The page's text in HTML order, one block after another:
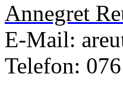
Annegret
E-Mail:
Telefon: